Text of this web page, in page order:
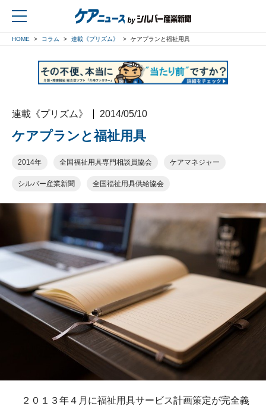
HOME コラム 連載《プリズム》 ケアプランと福祉用具
連載《プリズム》 2014/05/10
ケアプランと福祉用具
2014年 全国福祉用具専門相談員協会 ケアマネジャー
シルバー産業新聞 全国福祉用具供給協会
２０１３年４月に福祉用具サービス計画策定が完全義